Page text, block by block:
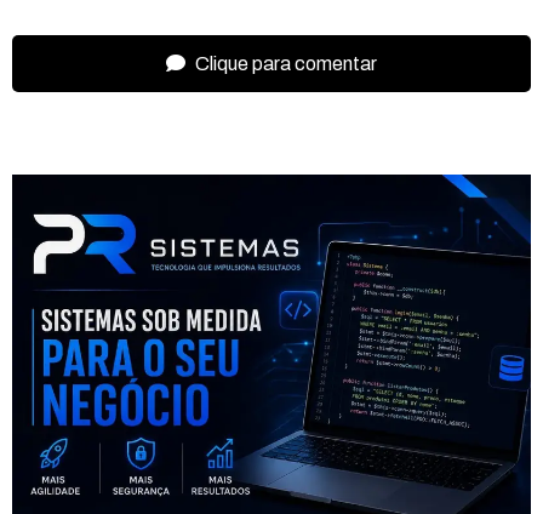
Clique para comentar